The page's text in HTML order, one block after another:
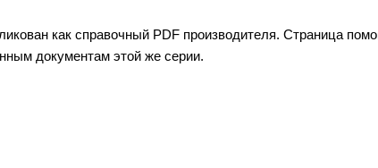
как справочный PDF производителя. Страница
документам этой же серии.